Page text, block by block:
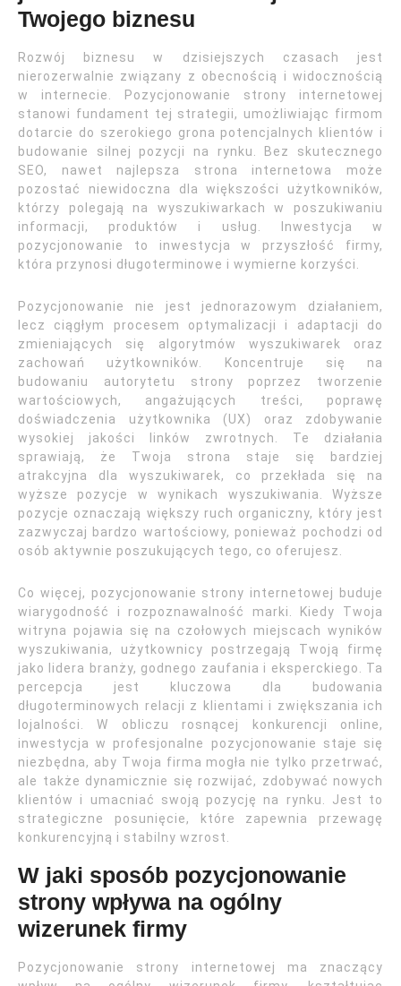
Twojego biznesu
Rozwój biznesu w dzisiejszych czasach jest
nierozerwalnie związany z obecnością i widocznością
w internecie. Pozycjonowanie strony internetowej
stanowi fundament tej strategii, umożliwiając firmom
dotarcie do szerokiego grona potencjalnych klientów i
budowanie silnej pozycji na rynku. Bez skutecznego
SEO, nawet najlepsza strona internetowa może
pozostać niewidoczna dla większości użytkowników,
którzy polegają na wyszukiwarkach w poszukiwaniu
informacji, produktów i usług. Inwestycja w
pozycjonowanie to inwestycja w przyszłość firmy,
która przynosi długoterminowe i wymierne korzyści.
Pozycjonowanie nie jest jednorazowym działaniem,
lecz ciągłym procesem optymalizacji i adaptacji do
zmieniających się algorytmów wyszukiwarek oraz
zachowań użytkowników. Koncentruje się na
budowaniu autorytetu strony poprzez tworzenie
wartościowych, angażujących treści, poprawę
doświadczenia użytkownika (UX) oraz zdobywanie
wysokiej jakości linków zwrotnych. Te działania
sprawiają, że Twoja strona staje się bardziej
atrakcyjna dla wyszukiwarek, co przekłada się na
wyższe pozycje w wynikach wyszukiwania. Wyższe
pozycje oznaczają większy ruch organiczny, który jest
zazwyczaj bardzo wartościowy, ponieważ pochodzi od
osób aktywnie poszukujących tego, co oferujesz.
Co więcej, pozycjonowanie strony internetowej buduje
wiarygodność i rozpoznawalność marki. Kiedy Twoja
witryna pojawia się na czołowych miejscach wyników
wyszukiwania, użytkownicy postrzegają Twoją firmę
jako lidera branży, godnego zaufania i eksperckiego. Ta
percepcja jest kluczowa dla budowania
długoterminowych relacji z klientami i zwiększania ich
lojalności. W obliczu rosnącej konkurencji online,
inwestycja w profesjonalne pozycjonowanie staje się
niezbędna, aby Twoja firma mogła nie tylko przetrwać,
ale także dynamicznie się rozwijać, zdobywać nowych
klientów i umacniać swoją pozycję na rynku. Jest to
strategiczne posunięcie, które zapewnia przewagę
konkurencyjną i stabilny wzrost.
W jaki sposób pozycjonowanie
strony wpływa na ogólny
wizerunek firmy
Pozycjonowanie strony internetowej ma znaczący